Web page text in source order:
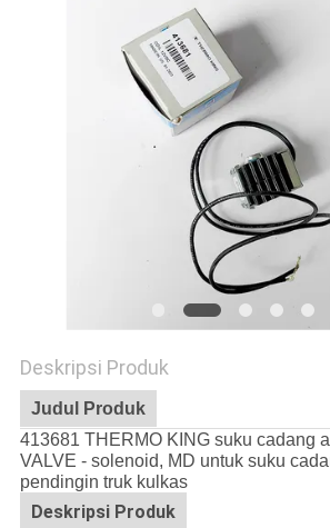
Deskripsi Produk
Judul Produk
413681 THERMO KING suku cadang
VALVE - solenoid, MD untuk suku
pendingin truk kulkas
Deskripsi Produk